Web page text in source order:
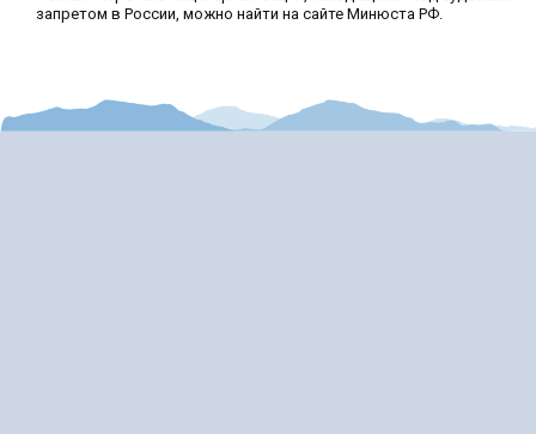
запретом в России, можно найти на сайте Минюста РФ.